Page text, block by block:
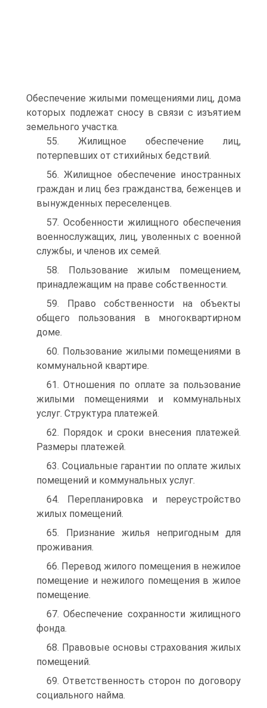
Обеспечение жилыми помещениями лиц, дома
которых подлежат сносу в связи с изъятием
земельного участка.
55. Жилищное обеспечение лиц,
потерпевших от стихийных бедствий.
56. Жилищное обеспечение иностранных
граждан и лиц без гражданства, беженцев и
вынужденных переселенцев.
57. Особенности жилищного обеспечения
военнослужащих, лиц, уволенных с военной
службы, и членов их семей.
58. Пользование жилым помещением,
принадлежащим на праве собственности.
59. Право собственности на объекты
общего пользования в многоквартирном
доме.
60. Пользование жилыми помещениями в
коммунальной квартире.
61. Отношения по оплате за пользование
жилыми помещениями и коммунальных
услуг. Структура платежей.
62. Порядок и сроки внесения платежей.
Размеры платежей.
63. Социальные гарантии по оплате жилых
помещений и коммунальных услуг.
64. Перепланировка и переустройство
жилых помещений.
65. Признание жилья непригодным для
проживания.
66. Перевод жилого помещения в нежилое
помещение и нежилого помещения в жилое
помещение.
67. Обеспечение сохранности жилищного
фонда.
68. Правовые основы страхования жилых
помещений.
69. Ответственность сторон по договору
социального найма.